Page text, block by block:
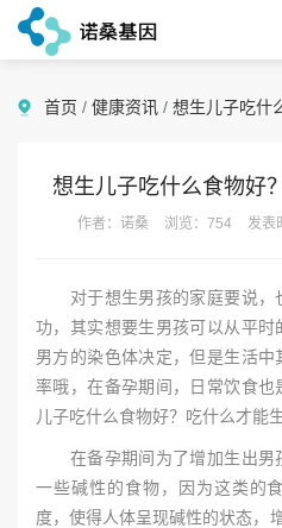
首页 / 健康资讯 / 想生儿子吃什
想生儿子吃什么食物好
作者：诺桑 浏览：754 发表
对于想生男孩的家庭要说，
功，其实想要生男孩可以从平
男方的染色体决定，但是生活
率哦，在备孕期间，日常饮食
儿子吃什么食物好？吃什么才能
在备孕期间为了增加生出男
一些碱性的食物，因为这类的
度，使得人体呈现碱性的状态，